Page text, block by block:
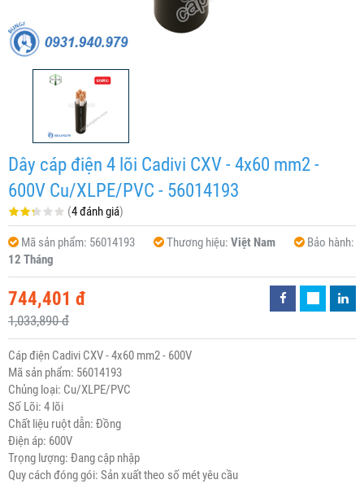
Dây cáp điện 4 lõi Cadivi CXV - 4x60 mm2 -
600V Cu/XLPE/PVC - 56014193
(4 đánh giá)
Mã sản phẩm: 56014193 Thương hiệu: Việt Nam
Bảo hành:
12 Tháng
744,401 đ
1,033,890 đ
Cáp điện Cadivi CXV - 4x60 mm2 - 600V
Mã sản phẩm: 56014193
Chủng loại: Cu/XLPE/PVC
Số Lõi: 4 lõi
Chất liệu ruột dẫn: Đồng
Điện áp: 600V
Trọng lượng: Đang cập nhập
Quy cách đóng gói: Sản xuất theo số mét yêu cầu